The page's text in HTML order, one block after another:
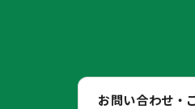
お問い合わせ・